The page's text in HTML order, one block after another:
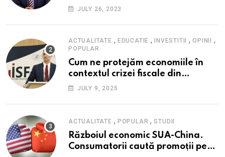
peste inflație, active și plăți la
cadrul ofertei Hidroelectrica,
reziliența la crize
JULY 26, 2023
ACTUALITATE , EDUCATIE , INVESTITII ,OPINII ,
POPULAR
Cum ne protejăm economiile în
contextul crizei fiscale din
România- Valentin Ionescu,
Financiare (ISF)
JULY 9, 2025
ACTUALITATE , POPULAR ,STUDII
Războiul economic SUA-China.
Consumatorii caută promoții pe